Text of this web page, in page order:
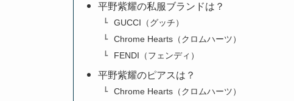
平野紫耀の私服ブランドは？
GUCCI（グッチ）
Chrome Hearts（クロムハーツ）
FENDI（フェンディ）
平野紫耀のピアスは？
Chrome Hearts（クロムハーツ）